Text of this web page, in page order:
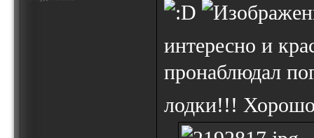
интересно и
пронаблюдал
лодки!!!